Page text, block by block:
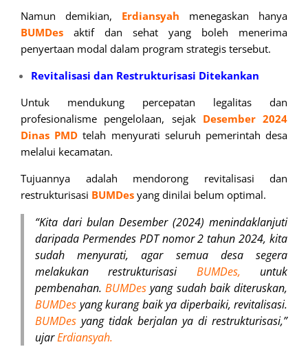
Namun demikian, Erdiansyah menegaskan hanya
BUMDes aktif dan sehat yang boleh menerima
penyertaan modal dalam program strategis tersebut.
Revitalisasi dan Restrukturisasi Ditekankan
Untuk mendukung percepatan legalitas dan
profesionalisme pengelolaan, sejak Desember 2024
Dinas PMD telah menyurati seluruh pemerintah desa
melalui kecamatan.
Tujuannya adalah mendorong revitalisasi dan
restrukturisasi BUMDes yang dinilai belum optimal.
“Kita dari bulan Desember (2024) menindaklanjuti
daripada Permendes PDT nomor 2 tahun 2024, kita
sudah menyurati, agar semua desa segera
melakukan restrukturisasi BUMDes, untuk
pembenahan.BUMDes yang sudah baik diteruskan,
BUMDes yang kurang baik ya diperbaiki, revitalisasi.
BUMDes yang tidak berjalan ya di restrukturisasi,”
ujarErdiansyah.